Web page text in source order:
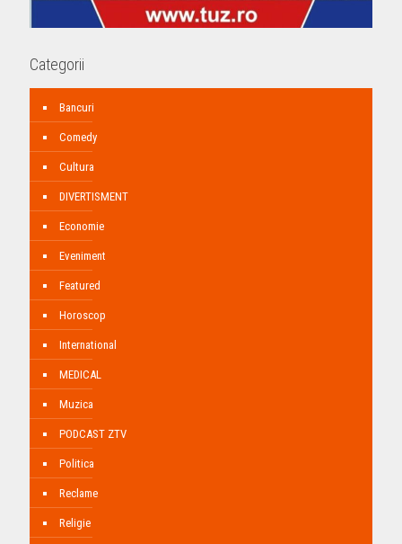
Categorii
Bancuri
Comedy
Cultura
DIVERTISMENT
Economie
Eveniment
Featured
Horoscop
International
MEDICAL
Muzica
PODCAST ZTV
Politica
Reclame
Religie